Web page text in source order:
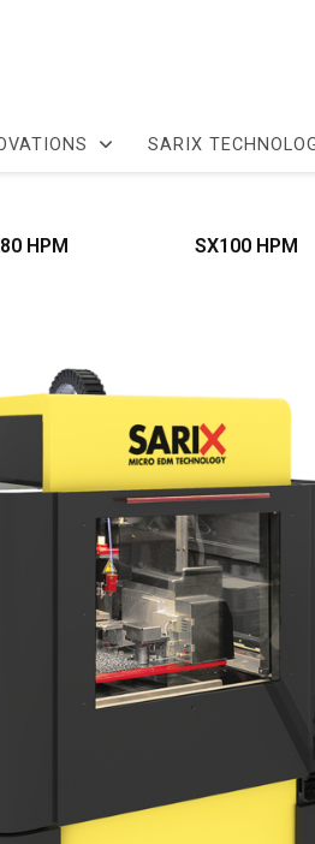
SARIX
HPM SX100 HPM